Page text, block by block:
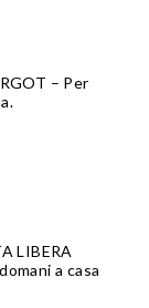
– Per
LIBERA
a casa